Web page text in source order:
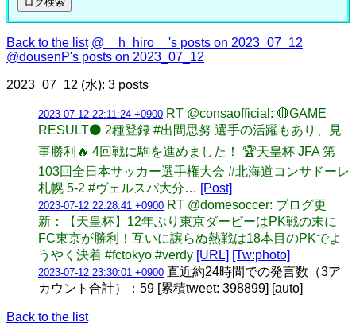
Back to the list @__h_hiro__'s posts on 2023_07_12
@dousenP's posts on 2023_07_12
2023_07_12 (水): 3 posts
2023-07-12 22:11:24 +0900 RT @consaofficial: 🔴GAME
RESULT⚫ 2種登録 #出間思努 選手の活躍もあり、見
事勝利🔥 4回戦に駒を進めました！ 🏆天皇杯 JFA 第
103回全日本サッカー選手権大会 #北海道コンサドーレ
札幌 5-2 #ヴェルスパ大分… [Post]
2023-07-12 22:28:41 +0900 RT @domesoccer: ブログ更
新：【天皇杯】12年ぶり東京ダービーはPK戦の末に
FC東京が勝利！互いに譲らぬ熱戦は18本目のPKでよ
うやく決着 #fctokyo #verdy [URL] [Tw:photo]
2023-07-12 23:30:01 +0900 直近約24時間での発言数（3ア
カウント合計）：59 [累積tweet: 398899] [auto]
Back to the list